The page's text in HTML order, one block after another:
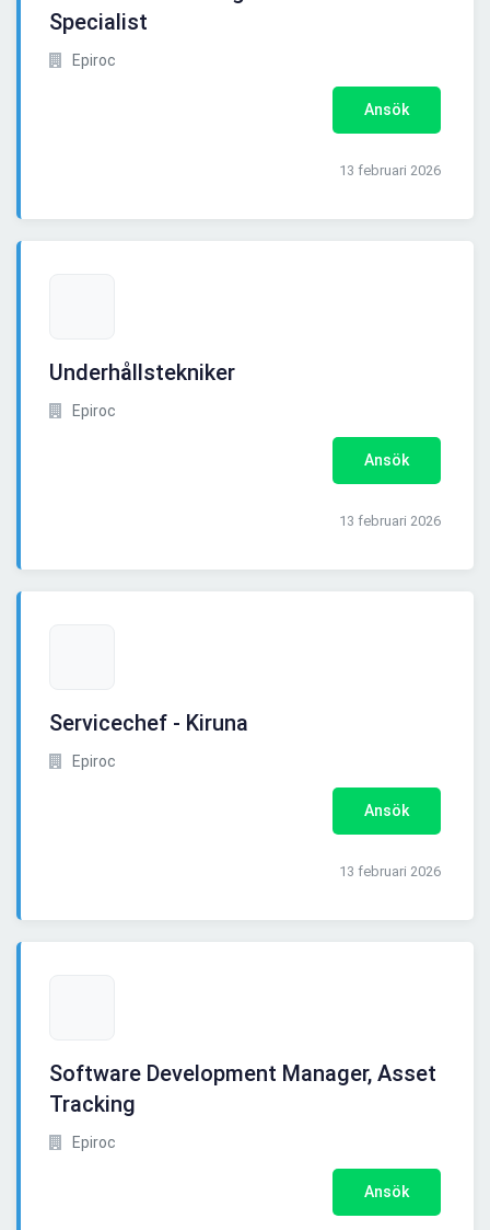
Specialist
Epiroc
Ansök
13 februari 2026
Underhållstekniker
Epiroc
Ansök
13 februari 2026
Servicechef - Kiruna
Epiroc
Ansök
13 februari 2026
Software Development Manager, Asset
Tracking
Epiroc
Ansök